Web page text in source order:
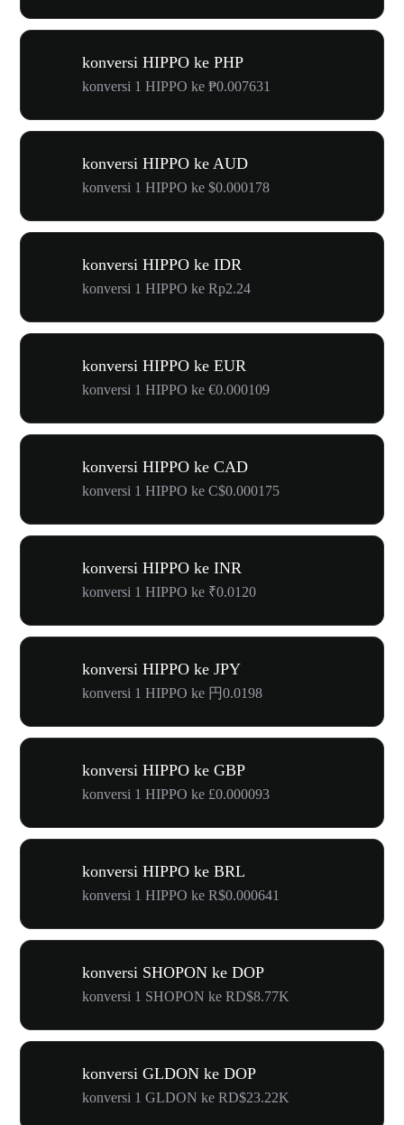
konversi HIPPO ke PHP
konversi 1 HIPPO ke ₱0.007631
konversi HIPPO ke AUD
konversi 1 HIPPO ke $0.000178
konversi HIPPO ke IDR
konversi 1 HIPPO ke Rp2.24
konversi HIPPO ke EUR
konversi 1 HIPPO ke €0.000109
konversi HIPPO ke CAD
konversi 1 HIPPO ke C$0.000175
konversi HIPPO ke INR
konversi 1 HIPPO ke ₹0.0120
konversi HIPPO ke JPY
konversi 1 HIPPO ke 円0.0198
konversi HIPPO ke GBP
konversi 1 HIPPO ke £0.000093
konversi HIPPO ke BRL
konversi 1 HIPPO ke R$0.000641
konversi SHOPON ke DOP
konversi 1 SHOPON ke RD$8.77K
konversi GLDON ke DOP
konversi 1 GLDON ke RD$23.22K